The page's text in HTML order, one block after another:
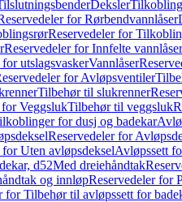
Deksler
for Rørbendvannlåser
Reservedeler for
Reservedeler for Innfelte vannlåser
utslagsvaskerVannlåser
for Avløpsventiler
Tilbehør til slukrenner
VeggslukTilbehør til veggsluk
for dusj og badekar
Reservedeler for
for Uten avløpsdekselAvløpssett
d52Med dreiehåndtak
og innløpReservedeler for
for Tilbehør til avløpssett for